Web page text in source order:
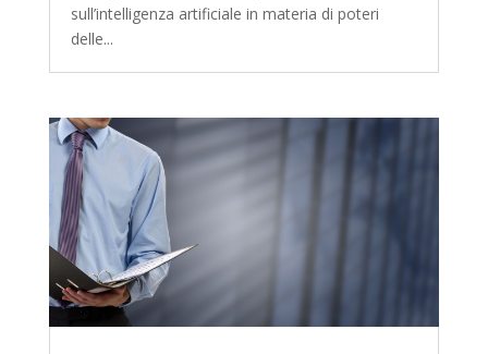
sull’intelligenza artificiale in materia di poteri
delle...